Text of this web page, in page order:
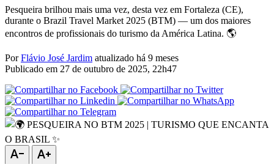
Pesqueira brilhou mais uma vez, desta vez em Fortaleza (CE),
durante o Brazil Travel Market 2025 (BTM) — um dos maiores
encontros de profissionais do turismo da América Latina. 🌎
PorFlávio José Jardim atualizado há 9 meses
Publicado em 27 de outubro de 2025, 22h47
text_decrease text_increase